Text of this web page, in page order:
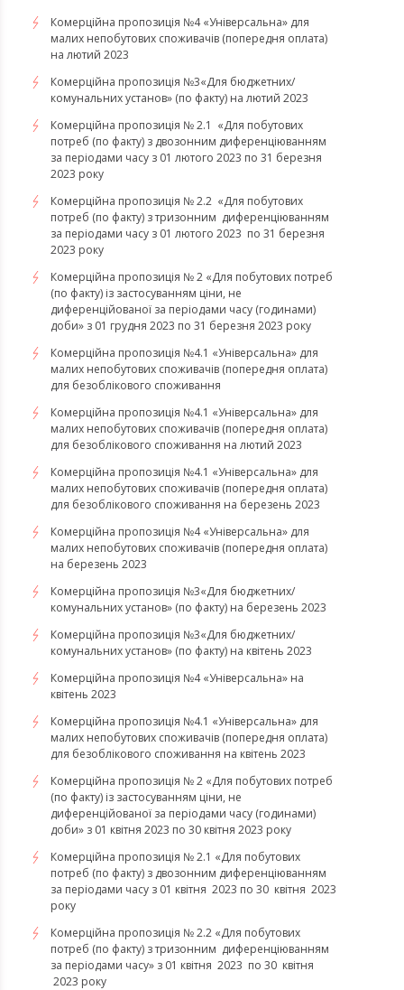
​​​​​​​Комерційна пропозиція №4 «Універсальна» для
малих непобутових споживачів (попередня оплата)
на лютий 2023
Комерційна пропозиція №3«Для бюджетних/
комунальних установ» (по факту) на лютий 2023
Комерційна пропозиція № 2.1 «Для побутових
потреб (по факту) з двозонним диференціюванням
за періодами часу з 01 лютого 2023 по 31 березня
2023 року
Комерційна пропозиція № 2.2 «Для побутових
потреб (по факту) з тризонним диференціюванням
за періодами часу з 01 лютого 2023 по 31 березня
2023 року
Комерційна пропозиція № 2 «Для побутових потреб
(по факту) із застосуванням ціни, не
диференційованої за періодами часу (годинами)
доби» з 01 грудня 2023 по 31 березня 2023 року
​​​​​​​Комерційна пропозиція №4.1 «Універсальна» для
малих непобутових споживачів (попередня оплата)
для безоблікового споживання
Комерційна пропозиція №4.1 «Універсальна» для
малих непобутових споживачів (попередня оплата)
для безоблікового споживання на лютий 2023
Комерційна пропозиція №4.1 «Універсальна» для
малих непобутових споживачів (попередня оплата)
для безоблікового споживання на березень 2023
​​​​​​​Комерційна пропозиція №4 «Універсальна» для
малих непобутових споживачів (попередня оплата)
на березень 2023
​​​​​​​Комерційна пропозиція №3«Для бюджетних/
комунальних установ» (по факту) на березень 2023
Комерційна пропозиція №3«Для бюджетних/
комунальних установ» (по факту) на квітень 2023
Комерційна пропозиція №4 «Універсальна» на
квітень 2023
Комерційна пропозиція №4.1 «Універсальна» для
малих непобутових споживачів (попередня оплата)
для безоблікового споживання на квітень 2023
Комерційна пропозиція № 2 «Для побутових потреб
(по факту) із застосуванням ціни, не
диференційованої за періодами часу (годинами)
доби» з 01 квітня 2023 по 30 квітня 2023 року
Комерційна пропозиція № 2.1 «Для побутових
потреб (по факту) з двозонним диференціюванням
за періодами часу з 01 квітня 2023 по 30 квітня 2023
року
Комерційна пропозиція № 2.2 «Для побутових
потреб (по факту) з тризонним диференціюванням
за періодами часу» з 01 квітня 2023 по 30 квітня
2023 року